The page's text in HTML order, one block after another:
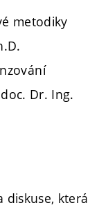
metodiky
Dr. Ing.
diskuse, která